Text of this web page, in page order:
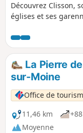
Découvrez Clisson,
églises et ses
La Pierre
sur-Moine
Office de
11,46 km
Moyenne